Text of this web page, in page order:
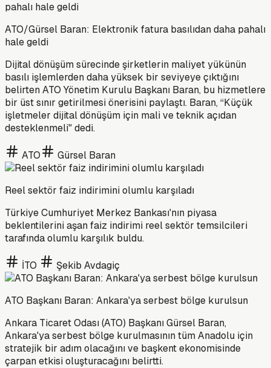
ATO/Gürsel Baran: Elektronik fatura basılıdan daha pahalı
hale geldi
Dijital dönüşüm sürecinde şirketlerin maliyet yükünün
basılı işlemlerden daha yüksek bir seviyeye çıktığını
belirten ATO Yönetim Kurulu Başkanı Baran, bu hizmetlere
bir üst sınır getirilmesi önerisini paylaştı. Baran, “Küçük
işletmeler dijital dönüşüm için mali ve teknik açıdan
desteklenmeli" dedi.
ATO Gürsel Baran
Reel sektör faiz indirimini olumlu karşıladı
Türkiye Cumhuriyet Merkez Bankası'nın piyasa
beklentilerini aşan faiz indirimi reel sektör temsilcileri
tarafında olumlu karşılık buldu.
İTO Şekib Avdagiç
ATO Başkanı Baran: Ankara'ya serbest bölge kurulsun
Ankara Ticaret Odası (ATO) Başkanı Gürsel Baran,
Ankara'ya serbest bölge kurulmasının tüm Anadolu için
stratejik bir adım olacağını ve başkent ekonomisinde
çarpan etkisi oluşturacağını belirtti.